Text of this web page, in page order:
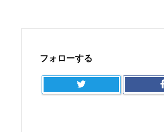
フォローする